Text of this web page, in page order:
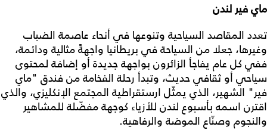
ماي فير لندن
تعدد المقاصد السياحية وتنوعها في أنحاء عاصمة الضباب
وغيرها، جعلا من السياحة في بريطانيا واجهةً مثالية ودائمة،
ففي كل عام يفاجأ الزائرون بواجهة جديدة أو إضافة لمحتوى
سياحي أو ثقافي حديث، وتبدأ رحلة الفخامة من فندق "ماي
فير" الشهير، الذي يمثّل ارستقراطية المجتمع الإنكليزي، والذي
اقترن اسمه بأسبوع لندن للأزياء كوجهة مفضّلة للمشاهير
والنجوم وصنّاع الموضة والرفاهية.